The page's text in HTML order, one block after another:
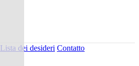
Lista dei desideri Contatto